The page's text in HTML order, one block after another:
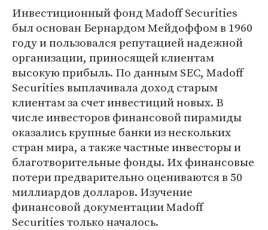
Инвестиционный фонд Madoff Securities
был основан Бернардом Мейдоффом в 1960
году и пользовался репутацией надежной
организации, приносящей клиентам
высокую прибыль. По данным SEC, Madoff
Securities выплачивала доход старым
клиентам за счет инвестиций новых. В
числе инвесторов финансовой пирамиды
оказались крупные банки из нескольких
стран мира, а также частные инвесторы и
благотворительные фонды. Их финансовые
потери предварительно оцениваются в 50
миллиардов долларов. Изучение
финансовой документации Madoff
Securities только началось.